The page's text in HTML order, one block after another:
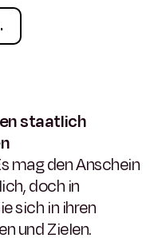
staatlich
mag den Anschein
doch in
sich in ihren
und Zielen.